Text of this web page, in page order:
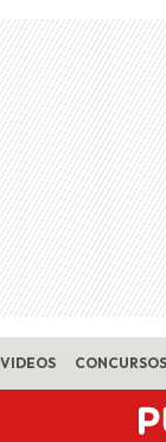
VIDEOS CONCURSOS